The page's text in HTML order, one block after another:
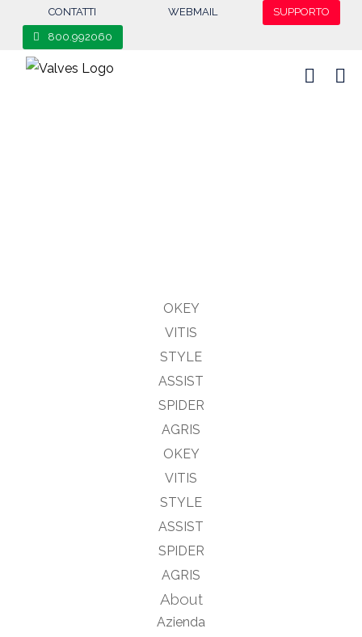
contenuto
CONTATTI WEBMAIL SUPPORTO
800.992060
OKEY
VITIS
STYLE
ASSIST
SPIDER
AGRIS
OKEY
VITIS
STYLE
ASSIST
SPIDER
AGRIS
About
Azienda